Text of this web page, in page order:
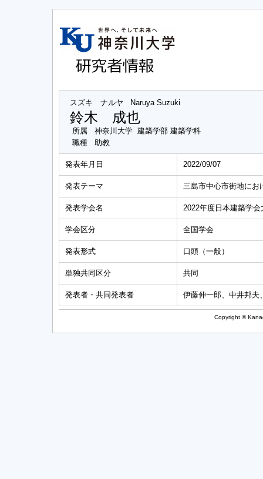
スズキ ナルヤ Naruya Suzuki
鈴木 成也
所属
神奈川大学 建築学部 建築学科
職種
助教
発表年月日 2022/09/07
発表テーマ 三島市中心市街地にお
発表学会名 2022年度日本建築学
学会区分 全国学会
発表形式 口頭（一般）
単独共同区分 共同
発表者・共同発表者 伊藤伸一郎、中井邦夫
Copyright ©